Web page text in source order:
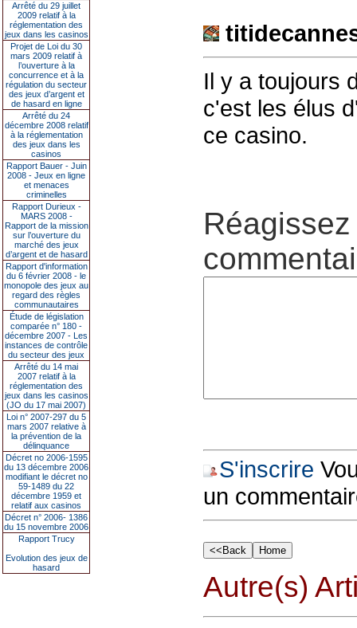
Arrêté du 29 juillet
2009 relatif à la
réglementation des
jeux dans les casinos
Projet de Loi du 30
mars 2009 relatif à
l’ouverture à la
concurrence et à la
régulation du secteur
des jeux d’argent et
de hasard en ligne
Arrêté du 24
décembre 2008 relatif
à la réglementation
des jeux dans les
casinos
Rapport Bauer - Juin
2008 - Jeux en ligne
et menaces
criminelles
Rapport Durieux -
MARS 2008 -
Rapport de la mission
sur l’ouverture du
marché des jeux
d’argent et de hasard
Rapport d'information
du 6 février 2008 - le
monopole des jeux au
regard des règles
communautaires
Étude de législation
comparée n° 180 -
décembre 2007 - Les
instances de contrôle
du secteur des jeux
Arrêté du 14 mai
2007 relatif à la
réglementation des
jeux dans les casinos
(JO du 17 mai 2007)
Loi n° 2007-297 du 5
mars 2007 relative à
la prévention de la
délinquance
Décret no 2006-1595
du 13 décembre 2006
modifiant le décret no
59-1489 du 22
décembre 1959 et
relatif aux casinos
Décret n° 2006- 1386
du 15 novembre 2006
Rapport Trucy
Evolution des jeux de
hasard
Il y a toujours
c'est les élus
ce casino.
S'inscrire
un
Autre(s)